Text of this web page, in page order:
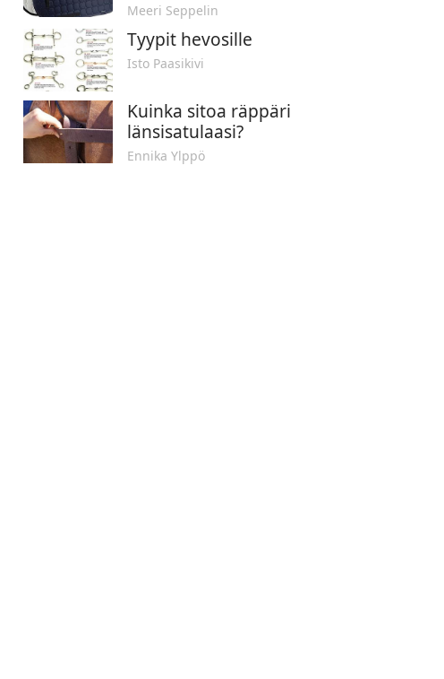
Meeri Seppelin
Tyypit hevosille
Isto Paasikivi
Kuinka sitoa räppäri
länsisatulaasi?
Ennika Ylppö